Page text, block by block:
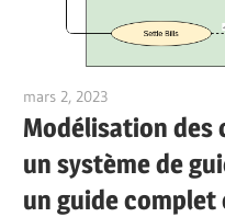
mars 2, 2023
Modélisation des
un système de
un guide complet